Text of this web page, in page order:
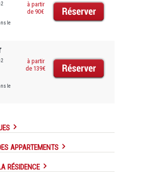
le
à partir
de 90€
le
à partir
de 139€
APPARTEMENTS
RÉSIDENCE